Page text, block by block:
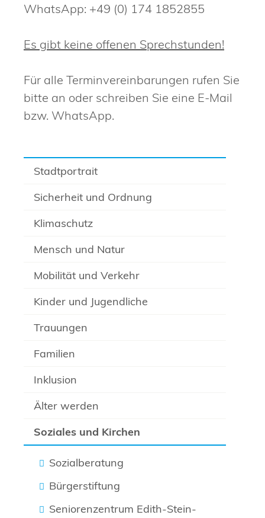
Stadtportrait
Sicherheit und Ordnung
Klimaschutz
Mensch und Natur
Mobilität und Verkehr
Kinder und Jugendliche
Trauungen
Familien
Inklusion
Älter werden
Soziales und Kirchen
Sozialberatung
Bürgerstiftung
Seniorenzentrum Edith-Stein-
WhatsApp: +49 (0) 174 1852855
Es gibt keine offenen Sprechstunden!
Für alle Terminvereinbarungen rufen Sie
bitte an oder schreiben Sie eine E-Mail
bzw. WhatsApp.